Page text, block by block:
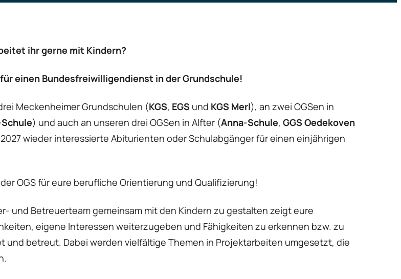
ihr gerne mit Kindern?
einen Bundesfreiwilligendienst in der Grundschule!
Meckenheimer Grundschulen (KGS, EGS und KGS Merl), an zwei OGSen in
) und auch an unseren drei OGSen in Alfter (Anna-Schule, GGS Oedekoven
wieder interessierte Abiturienten oder Schulabgänger für einen einjährigen
OGS für eure berufliche Orientierung und Qualifizierung!
und Betreuerteam gemeinsam mit den Kindern zu gestalten zeigt eure
eigene Interessen weiterzugeben und Fähigkeiten zu erkennen bzw. zu
betreut. Dabei werden vielfältige Themen in Projektarbeiten umgesetzt, die